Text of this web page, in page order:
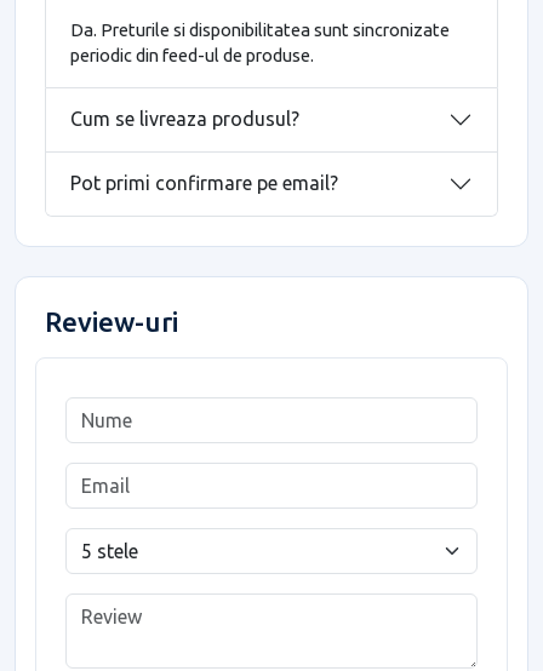
Da. Preturile si disponibilitatea sunt sincronizate
periodic din feed-ul de produse.
Cum se livreaza produsul?
Pot primi confirmare pe email?
Review-uri